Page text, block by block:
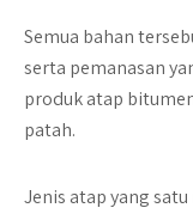
Semua bahan
serta pemanasan
produk atap
patah.
Jenis atap yang